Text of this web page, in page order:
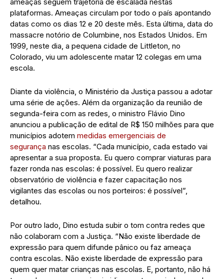
plataformas. Ameaças circulam por todo o país apontando
datas como os dias 12 e 20 deste mês. Esta última, data do
massacre notório de Columbine, nos Estados Unidos. Em
1999, neste dia, a pequena cidade de Littleton, no
Colorado, viu um adolescente matar 12 colegas em uma
escola.
Diante da violência, o Ministério da Justiça passou a adotar
uma série de ações. Além da organização da reunião de
segunda-feira com as redes, o ministro Flávio Dino
anunciou a publicação de edital de R$ 150 milhões para que
municípios adotem medidas emergenciais de
segurança nas escolas. “Cada município, cada estado vai
apresentar a sua proposta. Eu quero comprar viaturas para
fazer ronda nas escolas: é possível. Eu quero realizar
observatório de violência e fazer capacitação nos
vigilantes das escolas ou nos porteiros: é possível”,
detalhou.
Por outro lado, Dino estuda subir o tom contra redes que
não colaboram com a Justiça. “Não existe liberdade de
expressão para quem difunde pânico ou faz ameaça
contra escolas. Não existe liberdade de expressão para
quem quer matar crianças nas escolas. E, portanto, não há